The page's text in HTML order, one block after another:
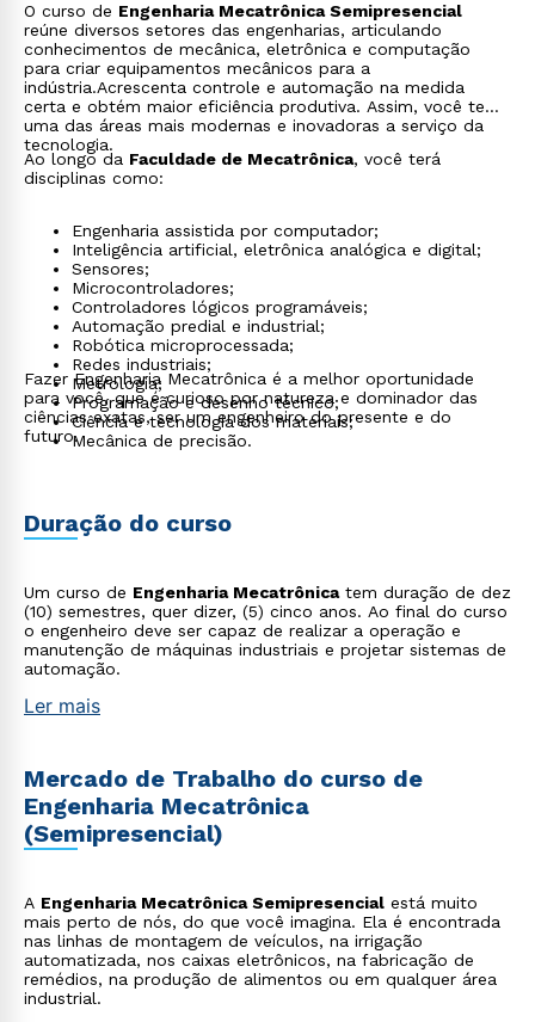
O curso de Engenharia Mecatrônica Semipresencial
reúne diversos setores das engenharias, articulando
conhecimentos de mecânica, eletrônica e computação
para criar equipamentos mecânicos para a
indústria.Acrescenta controle e automação na medida
certa e obtém maior eficiência produtiva. Assim, você tem
uma das áreas mais modernas e inovadoras a serviço da
tecnologia.
Ao longo da Faculdade de Mecatrônica, você terá
disciplinas como:
Engenharia assistida por computador;
Inteligência artificial, eletrônica analógica e digital;
Sensores;
Microcontroladores;
Controladores lógicos programáveis;
Automação predial e industrial;
Robótica microprocessada;
Redes industriais;
Metrologia;
Programação e desenho técnico;
Ciência e tecnologia dos materiais;
Mecânica de precisão.
Fazer Engenharia Mecatrônica é a melhor oportunidade
para você, que é curioso por natureza e dominador das
ciências exatas, ser um engenheiro do presente e do
futuro.
Duração do curso
Um curso de Engenharia Mecatrônicatem duração de dez
(10) semestres, quer dizer, (5) cinco anos. Ao final do curso
o engenheiro deve ser capaz de realizar a operação e
manutenção de máquinas industriais e projetar sistemas de
automação.
Ler mais
Mercado de Trabalho do curso de
Engenharia Mecatrônica
(Semipresencial)
A Engenharia Mecatrônica Semipresencial está muito
mais perto de nós, do que você imagina. Ela é encontrada
nas linhas de montagem de veículos, na irrigação
automatizada, nos caixas eletrônicos, na fabricação de
remédios, na produção de alimentos ou em qualquer área
industrial.